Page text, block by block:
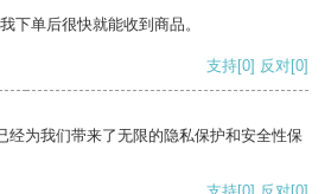
下单后很快就能收到商品。
支持[0] 反对[0]
经为我们带来了无限的隐私保护和安全性保